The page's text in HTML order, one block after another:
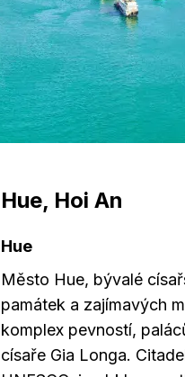
Hue, Hoi An
Hue
Město Hue, bývalé
památek a zajímavých
komplex pevností,
císaře Gia Longa.